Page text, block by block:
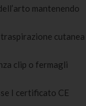
mantenendo
cutanea
clip o fermagli
I certificato CE